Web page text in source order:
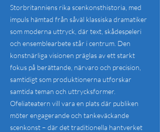
Storbritanniens rika scenkonsthistoria, med
impuls hämtad från såväl klassiska dramatiker
som moderna uttryck, där text, skådespeleri
och ensemblearbete står i centrum. Den
konstnärliga visionen präglas av ett starkt
fokus på berättande, närvaro och precision,
samtidigt som produktionerna utforskar
samtida teman och uttrycksformer.
Ofeliateatern vill vara en plats där publiken
möter engagerande och tankeväckande
scenkonst – där det traditionella hantverket